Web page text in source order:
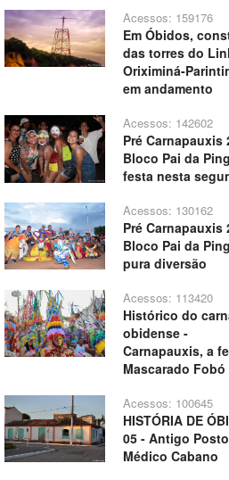
Acessos: 159176
Em Óbidos,
das torres do
Oriximiná-
em andamento
Acessos: 142602
Pré Carnapauxis
Bloco Pai da
festa nesta
Acessos: 130162
Pré Carnapauxis
Bloco Pai da
pura diversão
Acessos: 113420
Histórico do
obidense -
Carnapauxis, a
Mascarado Fobó
Acessos: 100645
HISTÓRIA DE
05 - Antigo Posto
Médico Cabano